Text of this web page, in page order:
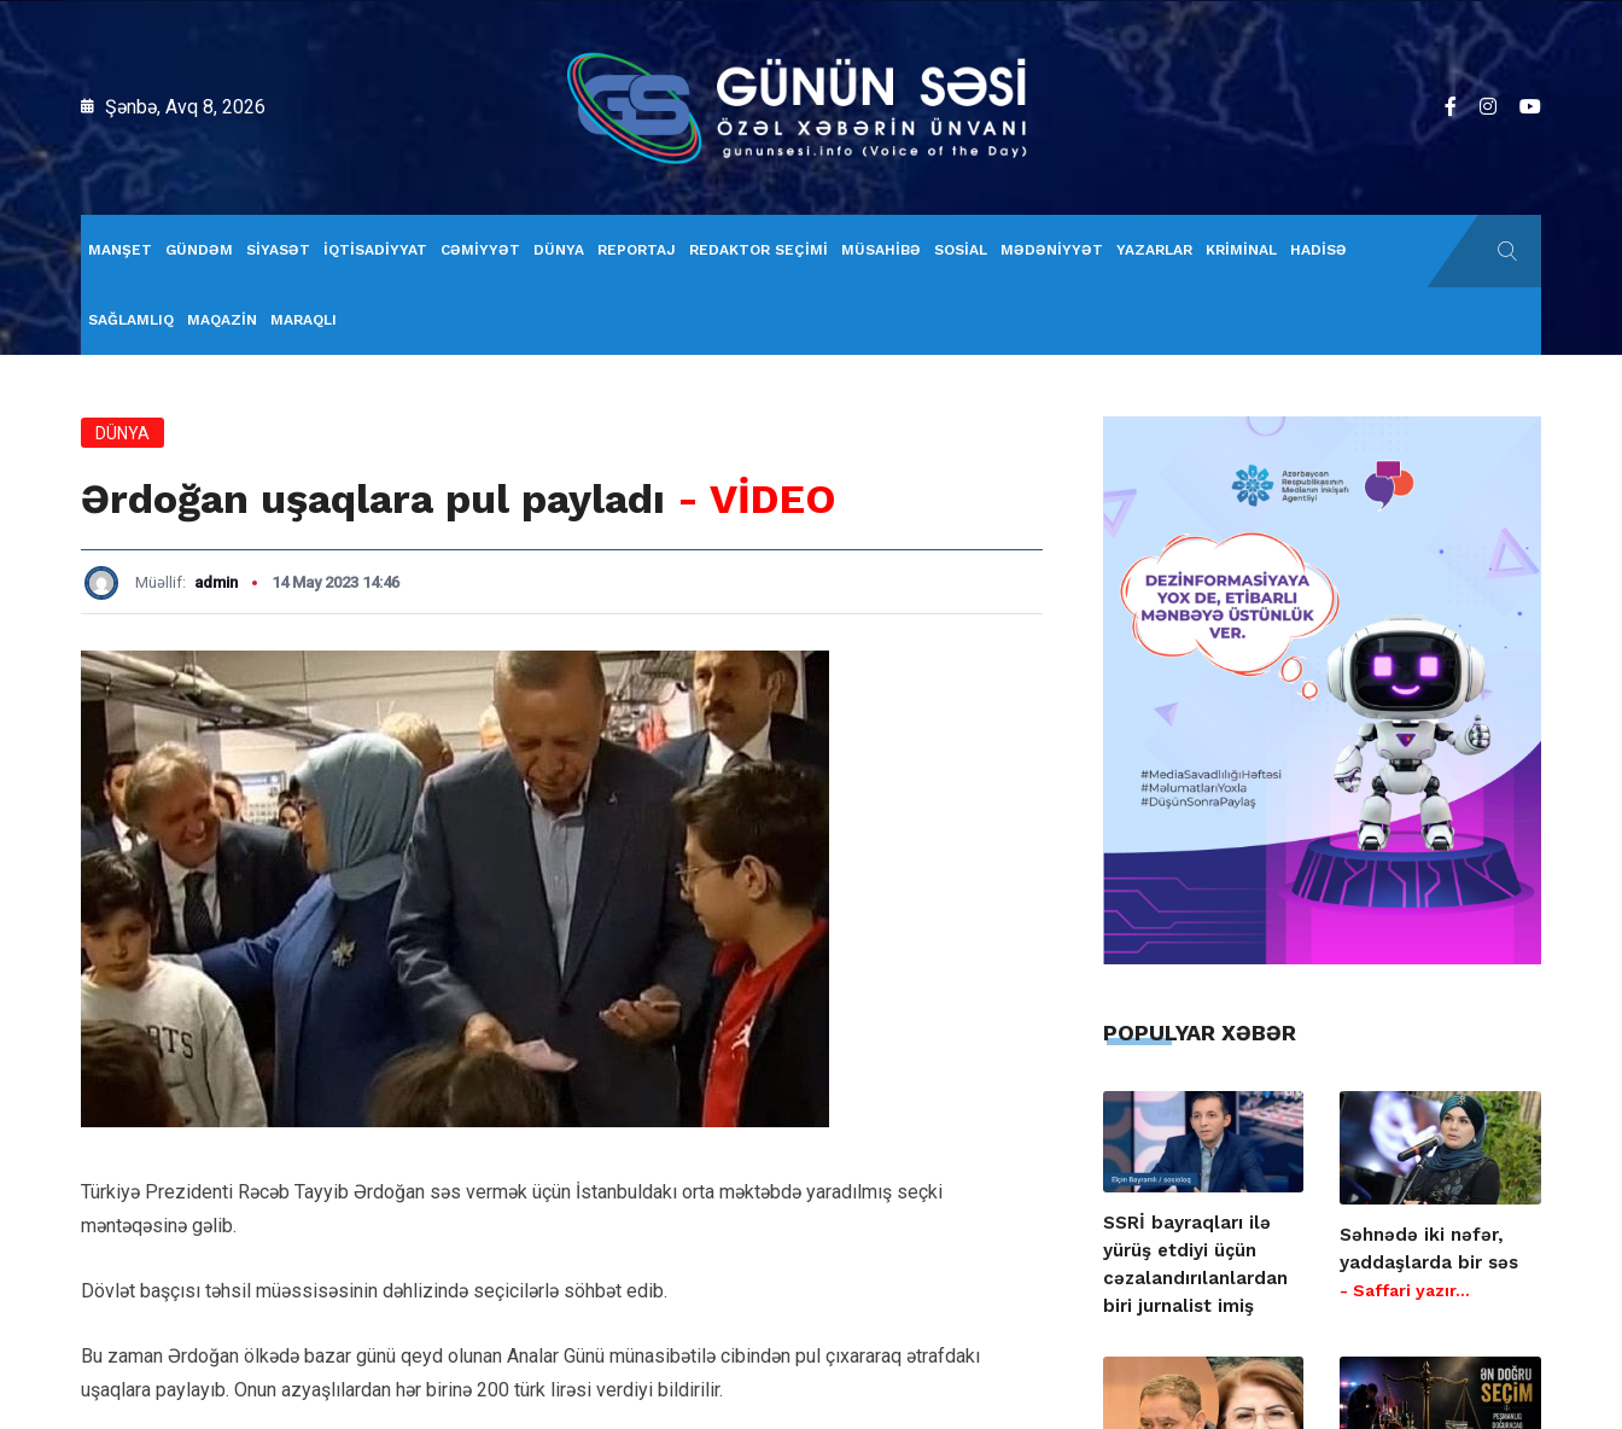
Şənbə, Avq 8, 2026
MANŞET GÜNDƏM SİYASƏT İQTİSADİYYAT CƏMİYYƏT DÜNYA REPORTAJ REDAKTOR SEÇİMİ MÜSAHİBƏ SOSİAL MƏDƏNİYYƏT YAZARLAR KRİMİNAL HADİSƏ
SAĞLAMLIQ MAQAZİN MARAQLI
DÜNYA
Ərdoğan uşaqlara pul payladı - VİDEO
Müəllif: admin 14 May 2023 14:46
Türkiyə Prezidenti Rəcəb Tayyib Ərdoğan səs vermək üçün İstanbuldakı orta məktəbdə yaradılmış seçki
məntəqəsinə gəlib.
Dövlət başçısı təhsil müəssisəsinin dəhlizində seçicilərlə söhbət edib.
Bu zaman Ərdoğan ölkədə bazar günü qeyd olunan Analar Günü münasibətilə cibindən pul çıxararaq ətrafdakı
uşaqlara paylayıb. Onun azyaşlılardan hər birinə 200 türk lirəsi verdiyi bildirilir.
POPULYAR XƏBƏR
SSRİ bayraqları ilə
yürüş etdiyi üçün
cəzalandırılanlardan
biri jurnalist imiş
Səhnədə iki nəfər,
yaddaşlarda bir səs
- Saffari yazır…